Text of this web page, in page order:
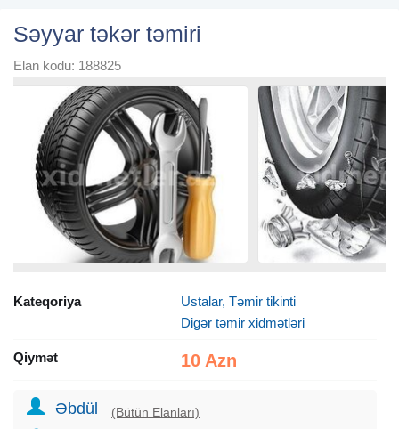
Səyyar təkər təmiri
Elan kodu: 188825
Kateqoriya
Ustalar, Təmir tikinti
Digər təmir xidmətləri
Qiymət 10 Azn
Əbdül (Bütün Elanları)